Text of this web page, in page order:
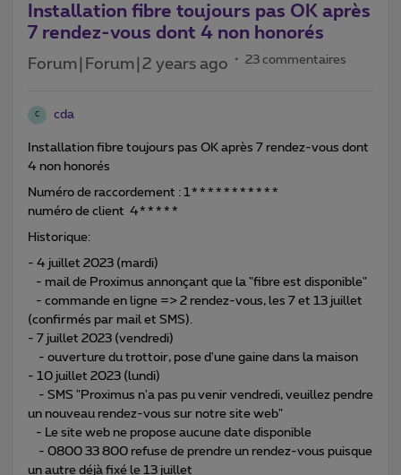
Installation fibre toujours pas OK après
7 rendez-vous dont 4 non honorés
Forum|Forum|2 years ago 23 commentaires
C cda
Installation fibre toujours pas OK après 7 rendez-vous dont
4 non honorés
Numéro de raccordement : 1***********
numéro de client 4*****
Historique:
- 4 juillet 2023 (mardi)
- mail de Proximus annonçant que la "fibre est disponible"
- commande en ligne => 2 rendez-vous, les 7 et 13 juillet
(confirmés par mail et SMS).
- 7 juillet 2023 (vendredi)
- ouverture du trottoir, pose d'une gaine dans la maison
- 10 juillet 2023 (lundi)
- SMS "Proximus n'a pas pu venir vendredi, veuillez pendre
un nouveau rendez-vous sur notre site web"
- Le site web ne propose aucune date disponible
- 0800 33 800 refuse de prendre un rendez-vous puisque
un autre déjà fixé le 13 juillet